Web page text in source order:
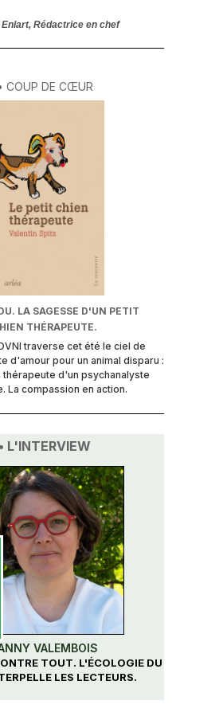
Rédactrice en chef
COUP DE CŒUR
LA SAGESSE D'UN PETIT
THÉRAPEUTE.
traverse cet été le ciel de
d'amour pour un animal disparu :
thérapeute d'un psychanalyste
La compassion en action.
• L'INTERVIEW
VALEMBOIS
TOUT. L'ÉCOLOGIE DU
LES LECTEURS.